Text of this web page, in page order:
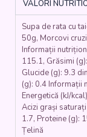
morcovi,
țelină,
tăieței)
VALORI
Supa de rata cu
50g, Morcovi
Informații
115.1, Grăsimi
Glucide (g): 9.3
(g): 0.4 Informații
Energetică (kJ/
Acizi grași
1.7, Proteine (g):
Țelină